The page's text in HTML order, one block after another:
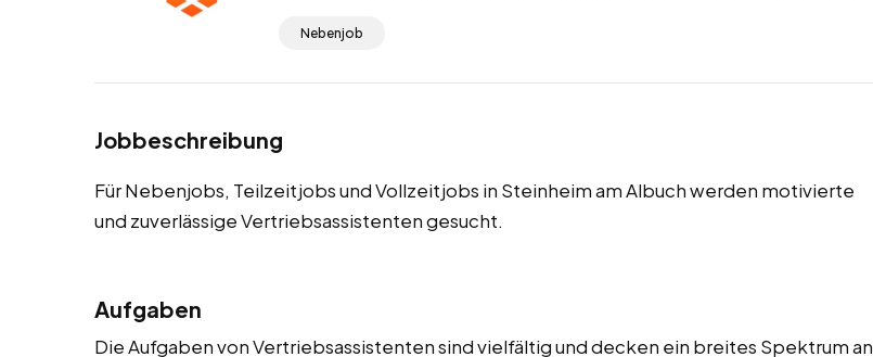
Nebenjob
Jobbeschreibung
Für Nebenjobs, Teilzeitjobs und Vollzeitjobs in Steinheim am Albuch werden motivierte
und zuverlässige Vertriebsassistenten gesucht.
Aufgaben
Die Aufgaben von Vertriebsassistenten sind vielfältig und decken ein breites Spektrum an